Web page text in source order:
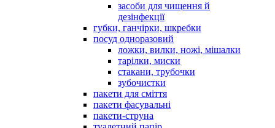
засоби для чищення й
дезінфекції
губки, ганчірки, шкребки
посуд одноразовий
ложки, вилки, ножі, мішалки
тарілки, миски
стакани, трубочки
зубочистки
пакети для сміття
пакети фасувальні
пакети-струна